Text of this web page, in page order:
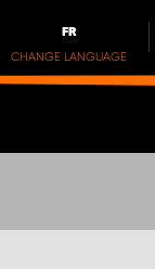
FR
CHANGE LANGUAGE